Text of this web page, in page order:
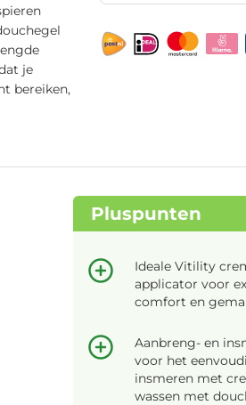
je
bereiken,
Pluspunten
Ideale Vitility
applicator voor
comfort en
Aanbreng- en
voor het
insmeren met
wassen met